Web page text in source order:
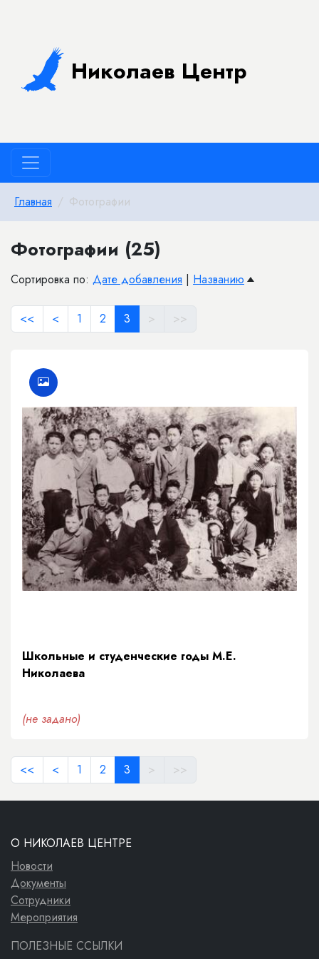
Николаев Центр
Главная Фотографии
Фотографии (25)
Сортировка по: Дате добавления | Названию
<< < 1 2 3 > >>
Школьные и студенческие годы М.Е.
Николаева
(не задано)
<< < 1 2 3 > >>
О НИКОЛАЕВ ЦЕНТРЕ
Новости
Документы
Сотрудники
Мероприятия
ПОЛЕЗНЫЕ ССЫЛКИ